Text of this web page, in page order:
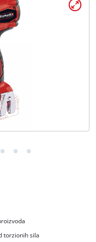
torzionih sila